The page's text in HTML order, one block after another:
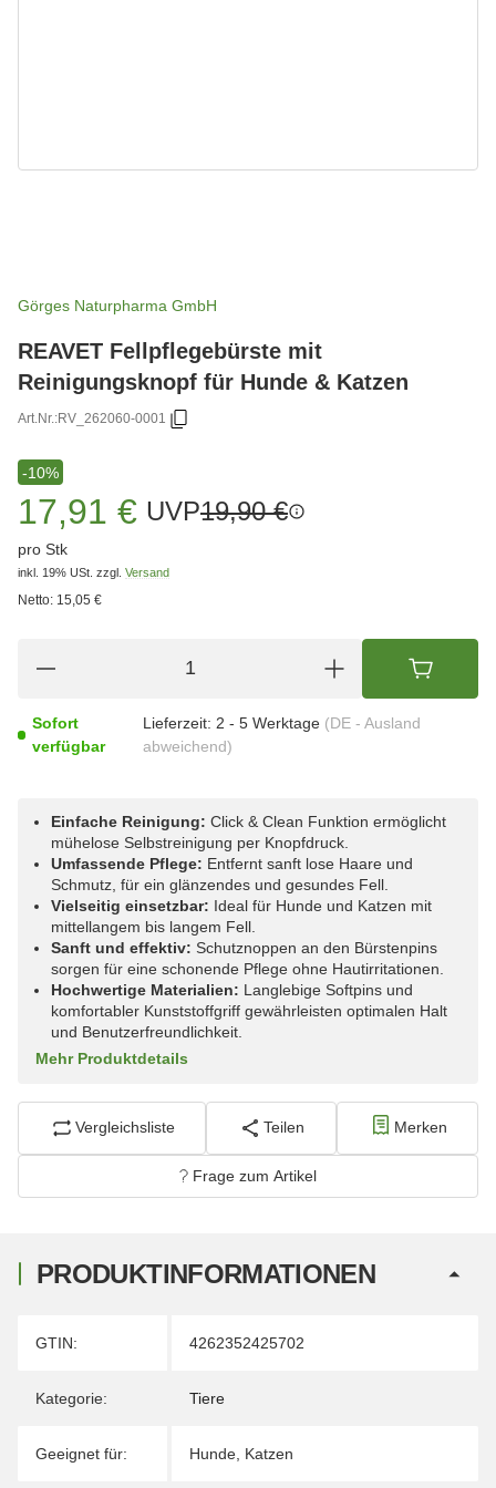
Görges Naturpharma GmbH
REAVET Fellpflegebürste mit
Reinigungsknopf für Hunde & Katzen
Art.Nr.:RV_262060-0001
-10%
17,91 € UVP19,90 €
pro Stk
inkl. 19% USt. zzgl. Versand
Netto: 15,05 €
Sofort
verfügbar
Lieferzeit: 2 - 5 Werktage (DE - Ausland
abweichend)
Einfache Reinigung: Click & Clean Funktion ermöglicht
mühelose Selbstreinigung per Knopfdruck.
Umfassende Pflege: Entfernt sanft lose Haare und
Schmutz, für ein glänzendes und gesundes Fell.
Vielseitig einsetzbar: Ideal für Hunde und Katzen mit
mittellangem bis langem Fell.
Sanft und effektiv: Schutznoppen an den Bürstenpins
sorgen für eine schonende Pflege ohne Hautirritationen.
Hochwertige Materialien: Langlebige Softpins und
komfortabler Kunststoffgriff gewährleisten optimalen Halt
und Benutzerfreundlichkeit.
Mehr Produktdetails
Vergleichsliste Teilen Merken
Frage zum Artikel
PRODUKTINFORMATIONEN
Produkteigenschaft
Wert
GTIN: 4262352425702
Kategorie: Tiere
Geeignet für: Hunde Katzen